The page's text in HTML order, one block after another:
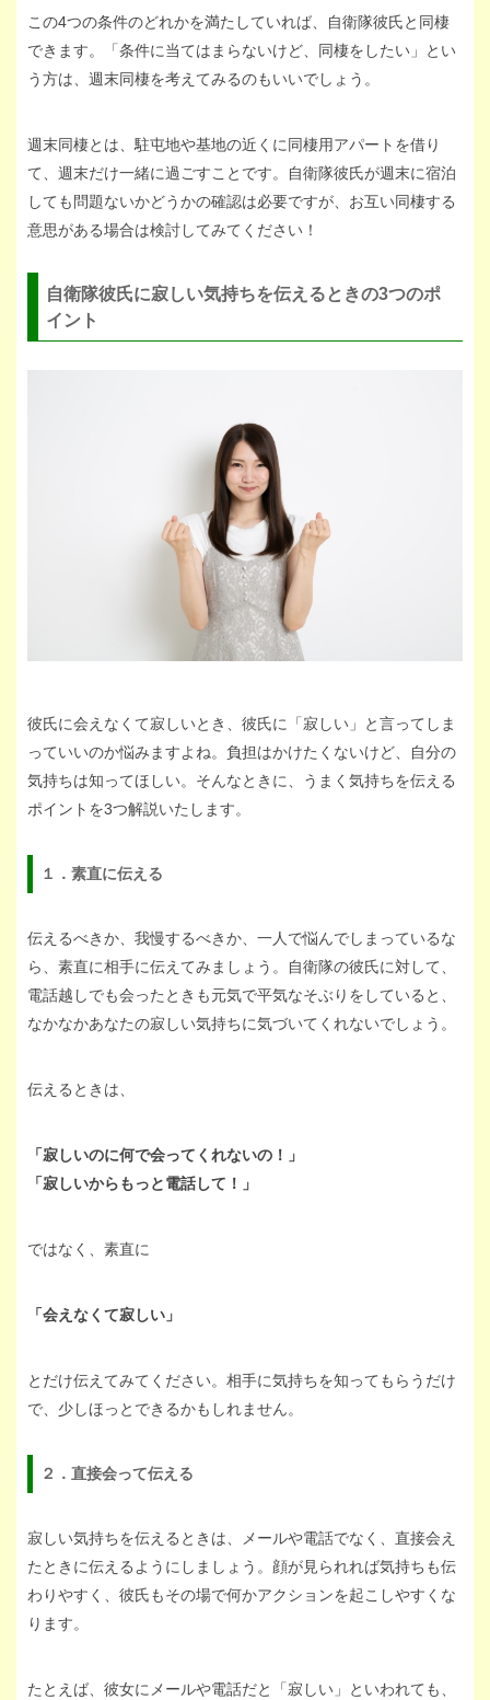
この4つの条件のどれかを満たしていれば、自衛隊彼氏と同棲
できます。「条件に当てはまらないけど、同棲をしたい」とい
う方は、週末同棲を考えてみるのもいいでしょう。
週末同棲とは、駐屯地や基地の近くに同棲用アパートを借り
て、週末だけ一緒に過ごすことです。自衛隊彼氏が週末に宿泊
しても問題ないかどうかの確認は必要ですが、お互い同棲する
意思がある場合は検討してみてください！
自衛隊彼氏に寂しい気持ちを伝えるときの3つのポ
イント
彼氏に会えなくて寂しいとき、彼氏に「寂しい」と言ってしま
っていいのか悩みますよね。負担はかけたくないけど、自分の
気持ちは知ってほしい。そんなときに、うまく気持ちを伝える
ポイントを3つ解説いたします。
１．素直に伝える
伝えるべきか、我慢するべきか、一人で悩んでしまっているな
ら、素直に相手に伝えてみましょう。自衛隊の彼氏に対して、
電話越しでも会ったときも元気で平気なそぶりをしていると、
なかなかあなたの寂しい気持ちに気づいてくれないでしょう。
伝えるときは、
「寂しいのに何で会ってくれないの！」
「寂しいからもっと電話して！」
ではなく、素直に
「会えなくて寂しい」
とだけ伝えてみてください。相手に気持ちを知ってもらうだけ
で、少しほっとできるかもしれません。
２．直接会って伝える
寂しい気持ちを伝えるときは、メールや電話でなく、直接会え
たときに伝えるようにしましょう。顔が見られれば気持ちも伝
わりやすく、彼氏もその場で何かアクションを起こしやすくな
ります。
たとえば、彼女にメールや電話だと「寂しい」といわれても、